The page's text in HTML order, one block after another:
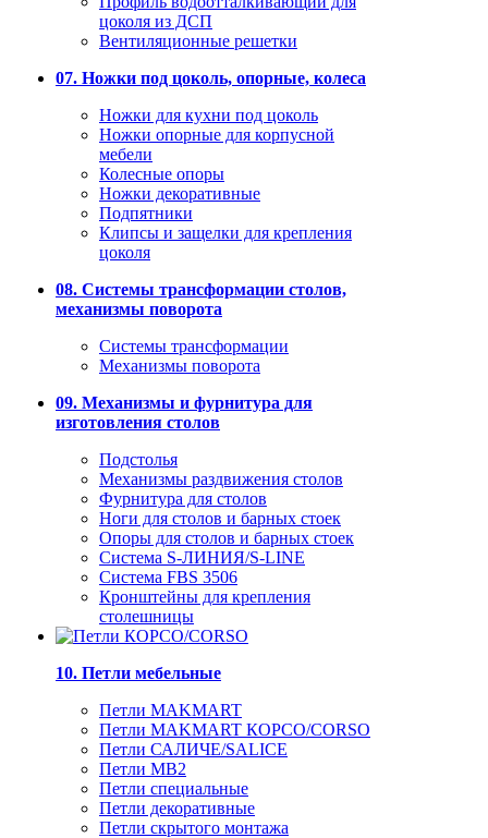
цоколя из ДСП
Вентиляционные решетки
07. Ножки под цоколь, опорные, колеса
Ножки для кухни под цоколь
Ножки опорные для корпусной
мебели
Колесные опоры
Ножки декоративные
Подпятники
Клипсы и защелки для крепления
цоколя
08. Системы трансформации столов,
механизмы поворота
Системы трансформации
Механизмы поворота
09. Механизмы и фурнитура для
изготовления столов
Подстолья
Механизмы раздвижения столов
Фурнитура для столов
Ноги для столов и барных стоек
Опоры для столов и барных стоек
Система S-ЛИНИЯ/S-LINE
Система FBS 3506
Кронштейны для крепления
столешницы
10. Петли мебельные
Петли MAKMART
Петли MAKMART КОРСО/CORSO
Петли САЛИЧЕ/SALICE
Петли MB2
Петли специальные
Петли декоративные
Петли скрытого монтажа